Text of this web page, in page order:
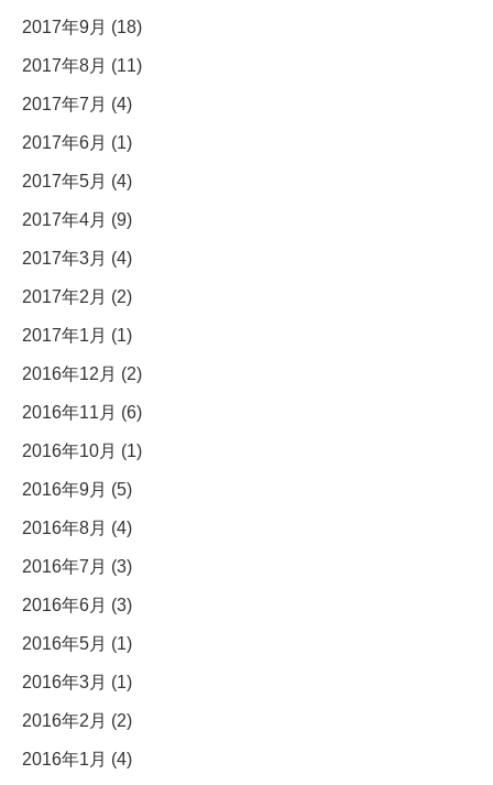
2017年9月 (18)
2017年8月 (11)
2017年7月 (4)
2017年6月 (1)
2017年5月 (4)
2017年4月 (9)
2017年3月 (4)
2017年2月 (2)
2017年1月 (1)
2016年12月 (2)
2016年11月 (6)
2016年10月 (1)
2016年9月 (5)
2016年8月 (4)
2016年7月 (3)
2016年6月 (3)
2016年5月 (1)
2016年3月 (1)
2016年2月 (2)
2016年1月 (4)